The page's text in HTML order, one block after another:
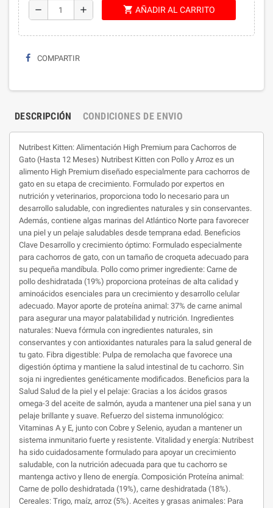
remove add shopping_cart AÑADIR AL CARRITO
COMPARTIR
DESCRIPCIÓN CONDICIONES DE ENVIO
Nutribest Kitten: Alimentación High Premium para Cachorros de
Gato (Hasta 12 Meses) Nutribest Kitten con Pollo y Arroz es un
alimento High Premium diseñado especialmente para cachorros de
gato en su etapa de crecimiento. Formulado por expertos en
nutrición y veterinarios, proporciona todo lo necesario para un
desarrollo saludable, con ingredientes naturales y sin conservantes.
Además, contiene algas marinas del Atlántico Norte para favorecer
una piel y un pelaje saludables desde temprana edad. Beneficios
Clave Desarrollo y crecimiento óptimo: Formulado especialmente
para cachorros de gato, con un tamaño de croqueta adecuado para
su pequeña mandíbula. Pollo como primer ingrediente: Carne de
pollo deshidratada (19%) proporciona proteínas de alta calidad y
aminoácidos esenciales para un crecimiento y desarrollo celular
adecuado. Mayor aporte de proteína animal: 37% de carne animal
para asegurar una mayor palatabilidad y nutrición. Ingredientes
naturales: Nueva fórmula con ingredientes naturales, sin
conservantes y con antioxidantes naturales para la salud general de
tu gato. Fibra digestible: Pulpa de remolacha que favorece una
digestión óptima y mantiene la salud intestinal de tu cachorro. Sin
soja ni ingredientes genéticamente modificados. Beneficios para la
Salud Salud de la piel y el pelaje: Gracias a los ácidos grasos
omega-3 del aceite de salmón, ayuda a mantener una piel sana y un
pelaje brillante y suave. Refuerzo del sistema inmunológico:
Vitaminas A y E, junto con Cobre y Selenio, ayudan a mantener un
sistema inmunitario fuerte y resistente. Vitalidad y energía: Nutribest
ha sido cuidadosamente formulado para apoyar un crecimiento
saludable, con la nutrición adecuada para que tu cachorro se
mantenga activo y lleno de energía. Composición Proteína animal:
Carne de pollo deshidratada (19%), carne deshidratada (18%).
Cereales: Trigo, maíz, arroz (5%). Aceites y grasas animales: Para